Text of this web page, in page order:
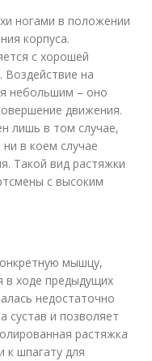
ногами в положении
корпуса.
с хорошей
на
небольшим – оно
движения.
лишь в том случае,
в коем случае
Такой вид растяжки
с высоким
мышцу,
в ходе предыдущих
недостаточно
сустав и позволяет
растяжка
к шпагату для